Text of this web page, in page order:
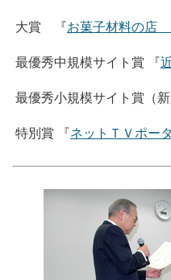
大賞 『お菓子材料の店
最優秀中規模サイト賞 『
最優秀小規模サイト賞（
特別賞 『ネットＴＶポー